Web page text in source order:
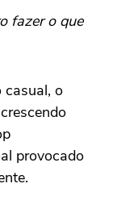
fazer o que
casual, o
provocado